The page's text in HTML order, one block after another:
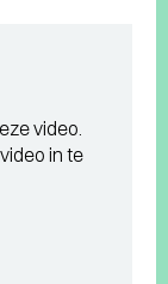
video.
in te